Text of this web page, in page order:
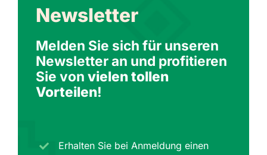
Newsletter
Melden Sie sich für unseren
Newsletter an und profitieren
Sie von vielen tollen
Vorteilen!
Erhalten Sie bei Anmeldung einen